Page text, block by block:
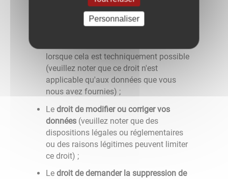
Dans certaines circonstances, le
recevoir des données sous forme
lorsque cela est techniquement possible
(veuillez noter que ce droit n'est
applicable qu'aux données que vous
nous avez fournies) ;
Ledroit de modifier ou corriger vos
données (veuillez noter que des
dispositions légales ou réglementaires
ou des raisons légitimes peuvent limiter
ce droit) ;
Ledroit de demander la suppression de
Personnaliser